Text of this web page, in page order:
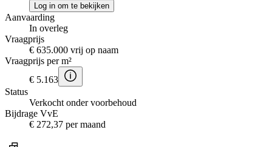
Log in om te bekijken
Aanvaarding
In overleg
Vraagprijs
€ 635.000 vrij op naam
Vraagprijs per m²
€ 5.163
Status
Verkocht onder voorbehoud
Bijdrage VvE
€ 272,37 per maand